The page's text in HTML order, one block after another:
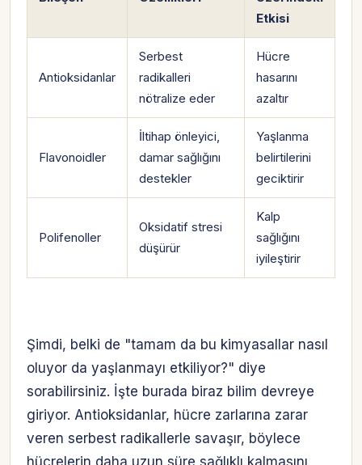
Etkisi
Antioksidanlar
Serbest
radikalleri
nötralize eder
Hücre
hasarını
azaltır
Flavonoidler
İltihap önleyici,
damar sağlığını
destekler
Yaşlanma
belirtilerini
geciktirir
Polifenoller
Oksidatif stresi
düşürür
Kalp
sağlığını
iyileştirir
Şimdi, belki de "tamam da bu kimyasallar nasıl
oluyor da yaşlanmayı etkiliyor?" diye
sorabilirsiniz. İşte burada biraz bilim devreye
giriyor. Antioksidanlar, hücre zarlarına zarar
veren serbest radikallerle savaşır, böylece